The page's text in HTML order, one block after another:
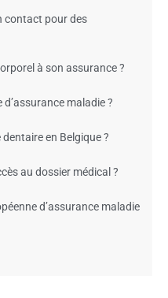
contact pour des
à son assurance ?
maladie ?
en Belgique ?
au dossier médical ?
d’assurance maladie